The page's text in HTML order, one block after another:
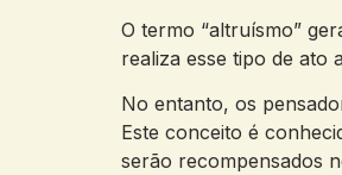
O termo “altruísmo”
realiza esse tipo de ato
No entanto, os
Este conceito é
serão recompensados